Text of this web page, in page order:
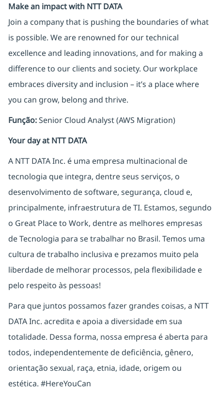
Make an impact with NTT DATA
Join a company that is pushing the boundaries of what
is possible. We are renowned for our technical
excellence and leading innovations, and for making a
difference to our clients and society. Our workplace
embraces diversity and inclusion – it’s a place where
you can grow, belong and thrive.
Função:Senior Cloud Analyst (AWS Migration)
Your day at NTT DATA
A NTT DATA Inc. é uma empresa multinacional de
tecnologia que integra, dentre seus serviços, o
desenvolvimento de software, segurança, cloud e,
principalmente, infraestrutura de TI. Estamos, segundo
o Great Place to Work, dentre as melhores empresas
de Tecnologia para se trabalhar no Brasil. Temos uma
cultura de trabalho inclusiva e prezamos muito pela
liberdade de melhorar processos, pela flexibilidade e
pelo respeito às pessoas!
Para que juntos possamos fazer grandes coisas, a NTT
DATA Inc. acredita e apoia a diversidade em sua
totalidade. Dessa forma, nossa empresa é aberta para
todos, independentemente de deficiência, gênero,
orientação sexual, raça, etnia, idade, origem ou
estética. #HereYouCan